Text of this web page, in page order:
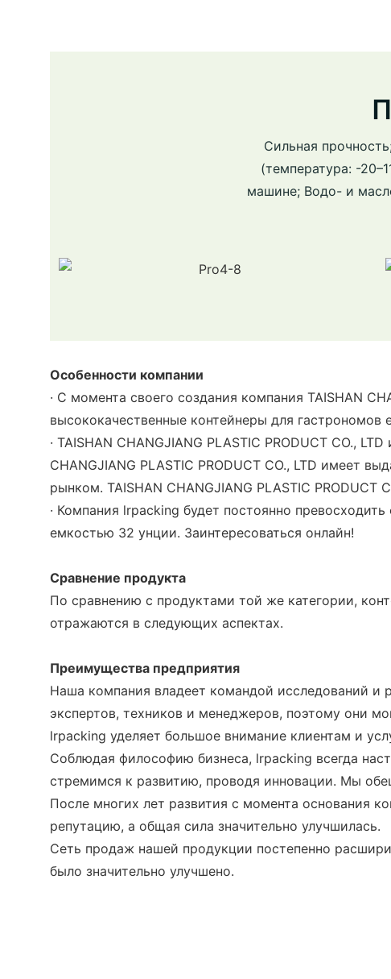
Сильная
(температура: -
машине; Водо- и
Особенности компании
· С момента своего создания компания TAISHAN
высококачественные контейнеры для
· TAISHAN CHANGJIANG PLASTIC PRODUCT CO.,
CHANGJIANG PLASTIC PRODUCT CO., LTD имеет
рынком. TAISHAN CHANGJIANG PLASTIC
· Компания lrpacking будет постоянно
емкостью 32 унции. Заинтересоваться онлайн!
Сравнение продукта
По сравнению с продуктами той же категории,
отражаются в следующих аспектах.
Преимущества предприятия
Наша компания владеет командой исследований и
экспертов, техников и менеджеров, поэтому они
lrpacking уделяет большое внимание клиентам и
Соблюдая философию бизнеса, lrpacking всегда
стремимся к развитию, проводя инновации. Мы
После многих лет развития с момента основания
репутацию, а общая сила значительно улучшилась.
Сеть продаж нашей продукции постепенно
было значительно улучшено.